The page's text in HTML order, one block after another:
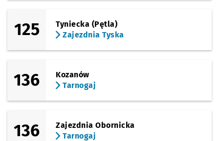
125
Tyniecka (Pętla)
Zajezdnia Tyska
136
Kozanów
Tarnogaj
136
Zajezdnia Obornicka
Tarnogaj